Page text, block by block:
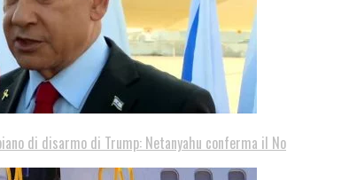
di disarmo di Trump: Netanyahu conferma il No